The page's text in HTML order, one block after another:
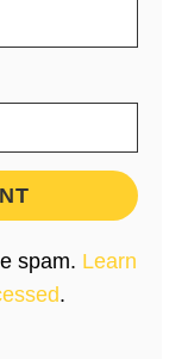
spam. Learn
.